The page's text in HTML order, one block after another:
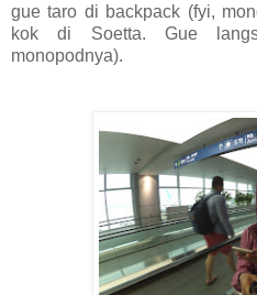
gue taro di backpack (fyi,
kok di Soetta. Gue
monopodnya).